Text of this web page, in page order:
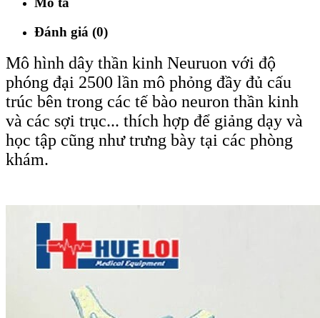
Đánh giá (0)
Mô hình dây thần kinh Neuruon với độ
phóng đại 2500 lần mô phỏng đầy đủ cấu
trúc bên trong các tế bào neuron thần kinh
và các sợi trục... thích hợp để giảng dạy và
học tập cũng như trưng bày tại các phòng
khám.